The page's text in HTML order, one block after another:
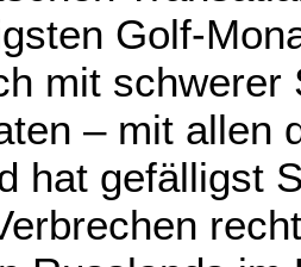
Golf-
mit schwerer
– mit allen
hat gefälligst